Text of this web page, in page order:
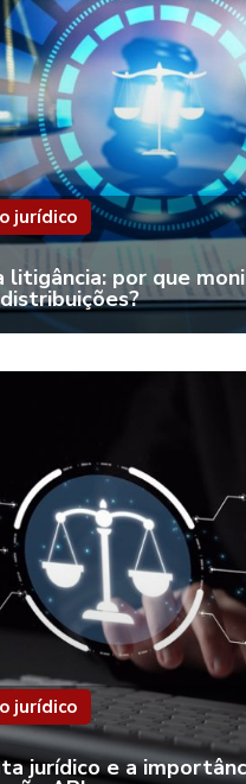
jurídico
litigância: por que
jurídico
jurídico e a